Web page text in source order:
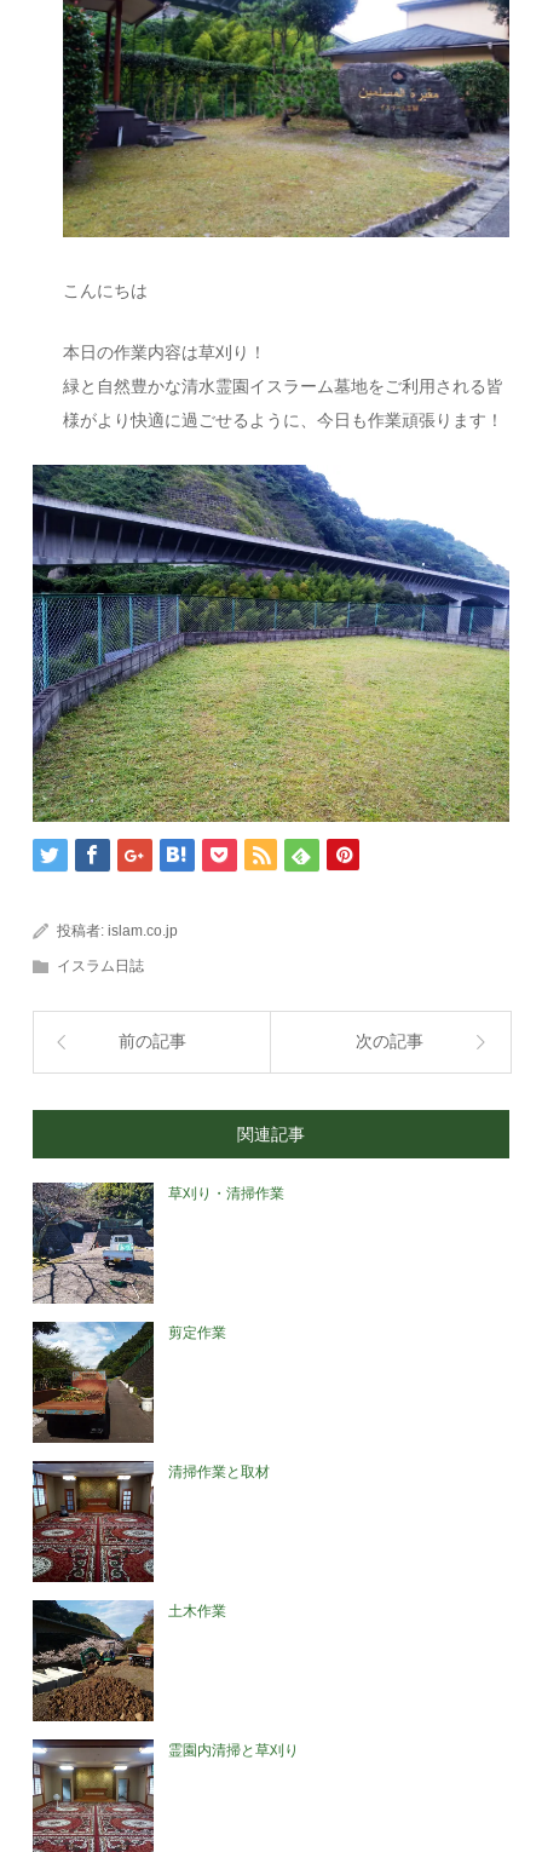
こんにちは
本日の作業内容は草刈り！
緑と自然豊かな清水霊園イスラーム墓地をご利用される皆
様がより快適に過ごせるように、今日も作業頑張ります！
投稿者:islam.co.jp
イスラム日誌
前の記事 次の記事
関連記事
草刈り・清掃作業
剪定作業
清掃作業と取材
土木作業
霊園内清掃と草刈り